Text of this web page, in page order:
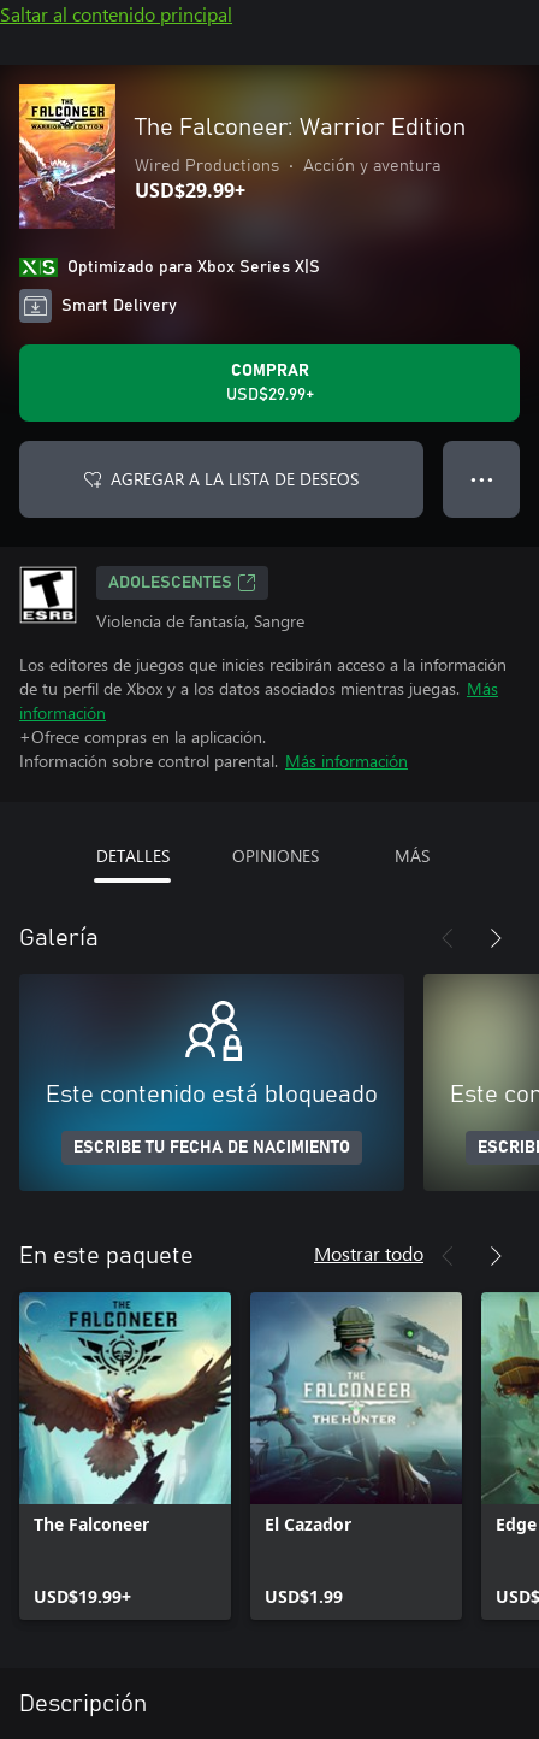
Saltar al contenido principal
The Falconeer: Warrior Edition
Wired Productions • Acción y aventura
USD$29.99+
Optimizado para Xbox Series X|S
Smart Delivery
COMPRAR
USD$29.99+
AGREGAR A LA LISTA DE DESEOS ● ● ●
ADOLESCENTES
Violencia de fantasía, Sangre
Los editores de juegos que inicies recibirán acceso a la información
de tu perfil de Xbox y a los datos asociados mientras juegas. Más
información
+Ofrece compras en la aplicación.
Información sobre control parental. Más información
DETALLES OPINIONES MÁS
Galería
Este contenido está bloqueado
ESCRIBE TU FECHA DE NACIMIENTO
Este
En este paquete Mostrar todo
The Falconeer
USD$19.99+
El Cazador
USD$1.99
Descripción